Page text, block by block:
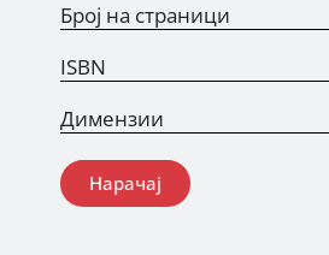
Број на страници
ISBN
Димензии
Нарачај